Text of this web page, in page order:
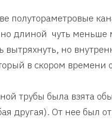
полутораметровые
длиной чуть меньше
вытряхнуть, но
в скором времени
трубы была взята
другая). От нее был